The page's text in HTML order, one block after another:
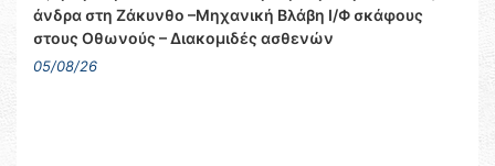
άνδρα στη Ζάκυνθο –Μηχανική Βλάβη Ι/Φ σκάφους
στους Οθωνούς – Διακομιδές ασθενών
05/08/26